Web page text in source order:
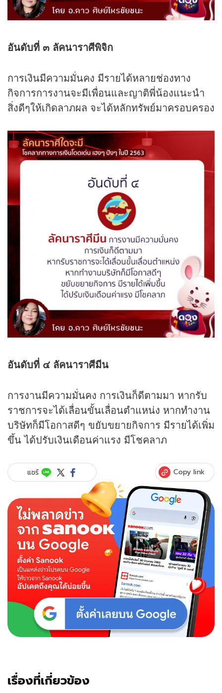
อันดับที่ ๓ ลัคนาราศีพิจิก
การเงินมีความมั่นคง มีรายได้หลายช่องทาง
กิจการการงานจะมีเพื่อนและญาติพี่น้องแนะนำ
สิ่งดีๆให้เกิดลาภผล จะได้หลักทรัพย์มาครอบครอง
อันดับที่ ๔ ลัคนาราศีมีน
การงานมีความมั่นคง การเงินก็ดีตามมา หากรับ
ราชการจะได้เลื่อนขั้นเลื่อนตำแหน่ง หากทำงาน
บริษัทก็มีโอกาสดีๆ ขยับขยายกิจการ มีรายได้เพิ่ม
ขึ้น ได้ปรับเงินเดือนค่าแรง มีโชคลาภ
แชร์ Copy link
เรื่องที่เกี่ยวข้อง